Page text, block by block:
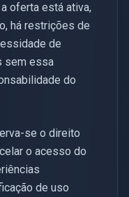
oferta está ativa,
há restrições de
de
sem essa
do
se o direito
o acesso do
de uso